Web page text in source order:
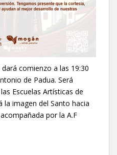
comienzo a las 19:30
de Padua. Será
Escuelas Artísticas de
la imagen del Santo hacia
por la A.F